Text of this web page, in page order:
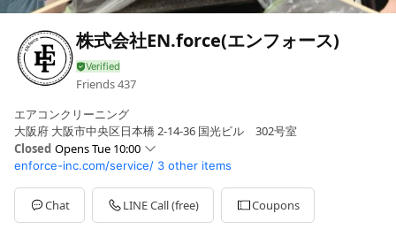
株式会社EN.force(エンフォース)
Friends437
エアコンクリーニング
大阪府 大阪市中央区日本橋 2-14-36 国光ビル 302号室
Closed Opens Tue 10:00
SunClosed
Mon10:00 - 19:00
Tue10:00 - 19:00
Wed10:00 - 19:00
enforce-inc.com/service/ 3 other items
Chat LINE Call (free) Coupons